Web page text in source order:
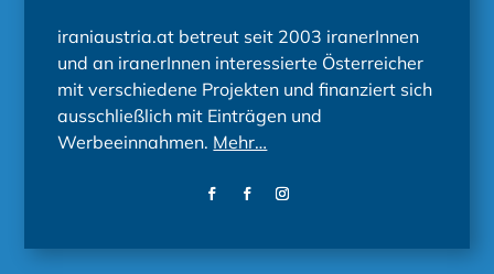
iraniaustria.at betreut seit 2003 iranerInnen
und an iranerInnen interessierte Österreicher
mit verschiedene Projekten und finanziert sich
ausschließlich mit Einträgen und
Werbeeinnahmen. Mehr…